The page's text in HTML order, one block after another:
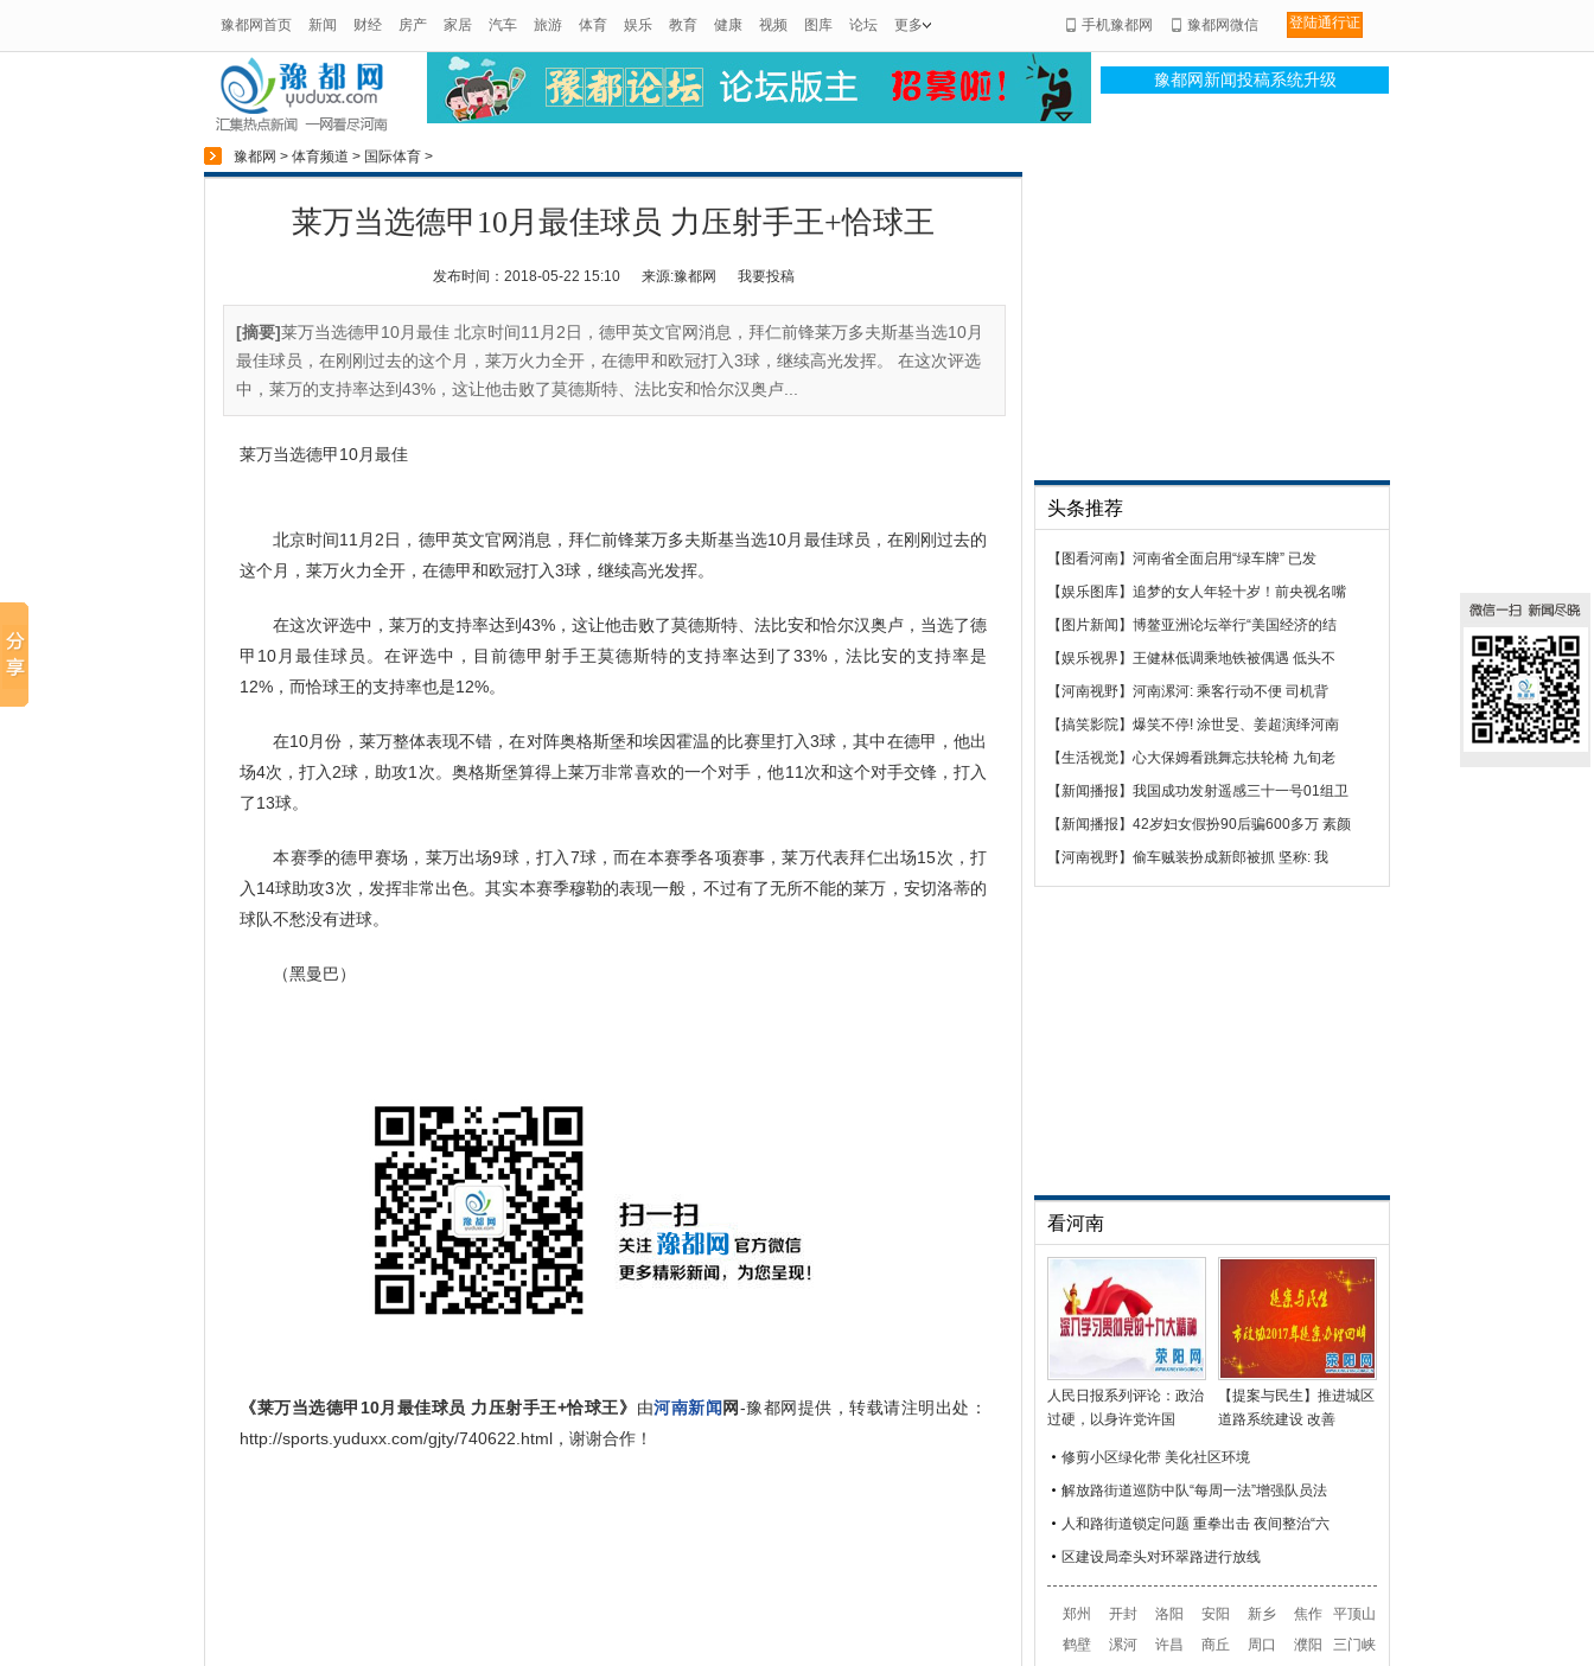
豫都网首页 新闻 财经 房产 家居 汽车 旅游 体育 娱乐 教育 健康 视频 图库 论坛 更多 手机豫都网 豫都网微信 登陆通行证
豫都网新闻投稿系统升级
豫都网 > 体育频道 > 国际体育 >
莱万当选德甲10月最佳球员 力压射手王+恰球王
发布时间：2018-05-22 15:10 来源:豫都网 我要投稿
[摘要]莱万当选德甲10月最佳 北京时间11月2日，德甲英文官网消息，拜仁前锋莱万多夫斯基当选10月
最佳球员，在刚刚过去的这个月，莱万火力全开，在德甲和欧冠打入3球，继续高光发挥。 在这次评选
中，莱万的支持率达到43%，这让他击败了莫德斯特、法比安和恰尔汉奥卢...
莱万当选德甲10月最佳
北京时间11月2日，德甲英文官网消息，拜仁前锋莱万多夫斯基当选10月最佳球员，在刚刚过去的
这个月，莱万火力全开，在德甲和欧冠打入3球，继续高光发挥。
在这次评选中，莱万的支持率达到43%，这让他击败了莫德斯特、法比安和恰尔汉奥卢，当选了德
甲10月最佳球员。在评选中，目前德甲射手王莫德斯特的支持率达到了33%，法比安的支持率是
12%，而恰球王的支持率也是12%。
在10月份，莱万整体表现不错，在对阵奥格斯堡和埃因霍温的比赛里打入3球，其中在德甲，他出
场4次，打入2球，助攻1次。奥格斯堡算得上莱万非常喜欢的一个对手，他11次和这个对手交锋，打入
了13球。
本赛季的德甲赛场，莱万出场9球，打入7球，而在本赛季各项赛事，莱万代表拜仁出场15次，打
入14球助攻3次，发挥非常出色。其实本赛季穆勒的表现一般，不过有了无所不能的莱万，安切洛蒂的
球队不愁没有进球。
（黑曼巴）
《莱万当选德甲10月最佳球员 力压射手王+恰球王》 由河南新闻 网-豫都网提供，转载请注明出处：
http://sports.yuduxx.com/gjty/740622.html，谢谢合作！
头条推荐
【 图看河南】 河南省全面启用“绿车牌” 已发
【娱乐图库】 追梦的女人年轻十岁！前央视名嘴
【 图片新闻 】 博鳌亚洲论坛举行“美国经济的结
【娱乐视界】 王健林低调乘地铁被偶遇 低头不
【河南视野】 河南漯河: 乘客行动不便 司机背
【搞笑影院】 爆笑不停! 涂世旻、姜超演绎河南
【生活视觉】 心大保姆看跳舞忘扶轮椅 九旬老
【新闻播报 】 我国成功发射遥感三十一号01组卫
【新闻播报 】 42岁妇女假扮90后骗600多万 素颜
【河南视野】 偷车贼装扮成新郎被抓 坚称: 我
看河南
人民日报系列评论：政治
过硬，以身许党许国
【提案与民生】推进城区
道路系统建设 改善
修剪小区绿化带 美化社区环境
解放路街道巡防中队“每周一法”增强队员法
人和路街道锁定问题 重拳出击 夜间整治“六
区建设局牵头对环翠路进行放线
郑州 开封 洛阳 安阳 新乡 焦作
平顶山
鹤壁
漯河 许昌 商丘 周口 濮阳
三门峡